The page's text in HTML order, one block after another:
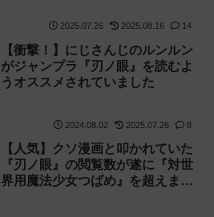
2025.07.26 2025.08.16 14
【衝撃！】にじさんじのルンルン
がジャンプラ『刃ノ眼』を読むよ
うオススメされていました
2024.08.02 2025.07.26 8
【人気】クソ漫画と叩かれていた
『刃ノ眼』の閲覧数が遂に『対世
界用魔法少女つばめ』を超えまし